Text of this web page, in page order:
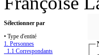
Sélectionner par
• Type d'entité
1. Personnes
1.1 Correspondants